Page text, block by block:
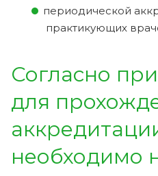
периодической
практикующих
Согласно
для
необходимо